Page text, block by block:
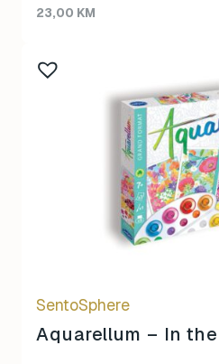
23,00 KM
SentoSphere
Aquarellum – In